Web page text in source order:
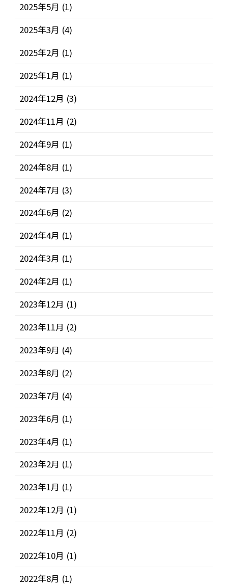
2025年5月 (1)
2025年3月 (4)
2025年2月 (1)
2025年1月 (1)
2024年12月 (3)
2024年11月 (2)
2024年9月 (1)
2024年8月 (1)
2024年7月 (3)
2024年6月 (2)
2024年4月 (1)
2024年3月 (1)
2024年2月 (1)
2023年12月 (1)
2023年11月 (2)
2023年9月 (4)
2023年8月 (2)
2023年7月 (4)
2023年6月 (1)
2023年4月 (1)
2023年2月 (1)
2023年1月 (1)
2022年12月 (1)
2022年11月 (2)
2022年10月 (1)
2022年8月 (1)